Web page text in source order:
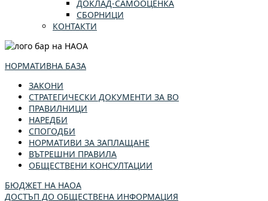
ДОКЛАД-САМООЦЕНКА
СБОРНИЦИ
КОНТАКТИ
НОРМАТИВНА БАЗА
ЗАКОНИ
СТРАТЕГИЧЕСКИ ДОКУМЕНТИ ЗА ВО
ПРАВИЛНИЦИ
НАРЕДБИ
СПОГОДБИ
НОРМАТИВИ ЗА ЗАПЛАЩАНЕ
ВЪТРЕШНИ ПРАВИЛА
ОБЩЕСТВЕНИ КОНСУЛТАЦИИ
БЮДЖЕТ НА НАОА
ДОСТЪП ДО ОБЩЕСТВЕНА ИНФОРМАЦИЯ